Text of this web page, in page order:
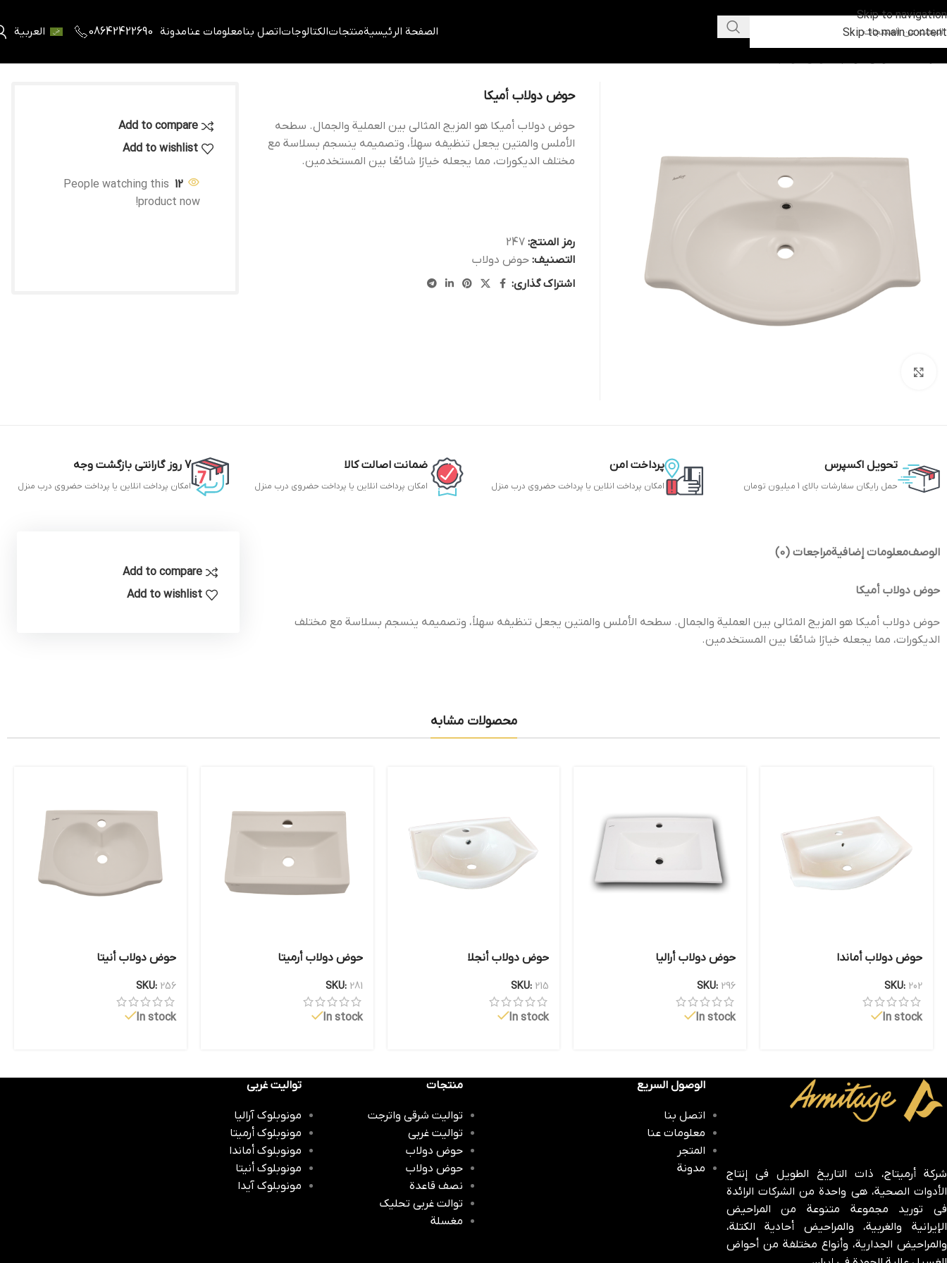
Skip to navigation
Skip to main content
الصفحة الرئيسيةمنتجاتالكتالوجاتاتصل بنامعلومات عنامدونة 08642422690
العربية
حوض دولاب أميكا
حوض دولاب أميكا هو المزيج المثالي بين العملية والجمال. سطحه
الأملس والمتين يجعل تنظيفه سهلاً، وتصميمه ينسجم بسلاسة مع
مختلف الديكورات، مما يجعله خيارًا شائعًا بين المستخدمين.
رمز المنتج:247
التصنيف: حوض دولاب
اشتراک گذاری:
Add to compare
Add to wishlist
12
People watching this
product now!
تحویل اکسپرس
حمل رایگان سفارشات بالای 1 میلیون تومان
پرداخت امن
امکان پرداخت انلاین یا پرداخت حضروی درب منزل
ضمانت اصالت کالا
امکان پرداخت انلاین یا پرداخت حضروی درب منزل
7 روز گارانتی بازگشت وجه
امکان پرداخت انلاین یا پرداخت حضروی درب منزل
الوصفمعلومات إضافيةمراجعات (0)
حوض دولاب أميكا
حوض دولاب أميكا هو المزيج المثالي بين العملية والجمال. سطحه الأملس والمتين يجعل تنظيفه سهلاً، وتصميمه ينسجم بسلاسة مع مختلف
الديكورات، مما يجعله خيارًا شائعًا بين المستخدمين.
Add to compare
Add to wishlist
محصولات مشابه
حوض دولاب أماندا
SKU: 202
In stock
حوض دولاب أرالیا
SKU: 296
In stock
حوض دولاب أنجلا
SKU: 215
In stock
حوض دولاب أرمیتا
SKU: 281
In stock
حوض دولاب أنيتا
SKU: 256
In stock
شركة أرميتاج، ذات التاريخ الطويل في إنتاج
الأدوات الصحية، هي واحدة من الشركات الرائدة
في توريد مجموعة متنوعة من المراحيض
الإيرانية والغربية، والمراحيض أحادية الكتلة،
والمراحيض الجدارية، وأنواع مختلفة من أحواض
الوصول السريع
اتصل بنا
معلومات عنا
المتجر
مدونة
منتجات
توالیت شرقی واترجت
توالیت غربی
حوض دولاب
حوض دولاب
نصف قاعدة
توالت غربی تحلیک
مغسلة
توالیت غربی
مونوبلوك آراليا
مونوبلوك أرمیتا
مونوبلوك أماندا
مونوبلوك أنيتا
مونوبلوك آیدا